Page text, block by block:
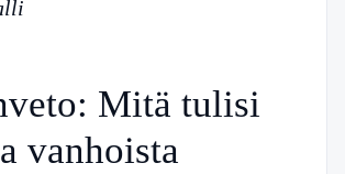
Mitä tulisi
vanhoista